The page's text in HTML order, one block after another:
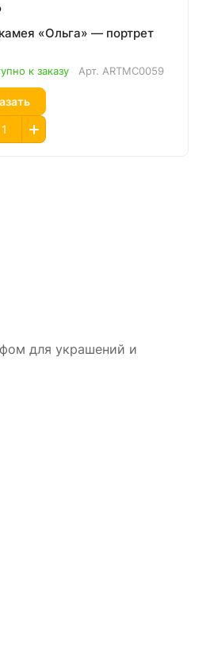
«Ольга» — портрет
к заказу Арт. ARTMC0059
для украшений и